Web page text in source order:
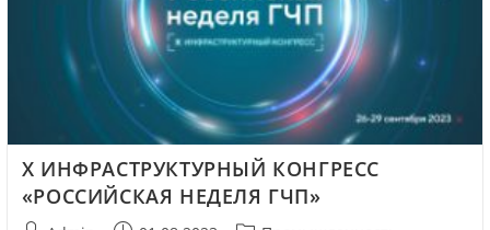
X ИНФРАСТРУКТУРНЫЙ КОНГРЕСС
«РОССИЙСКАЯ НЕДЕЛЯ ГЧП»